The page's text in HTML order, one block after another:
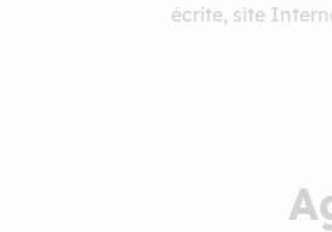
écrite, site